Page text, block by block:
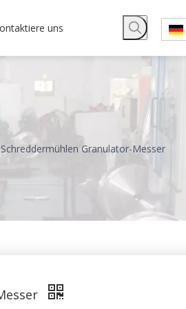
uns
Granulator-Messer